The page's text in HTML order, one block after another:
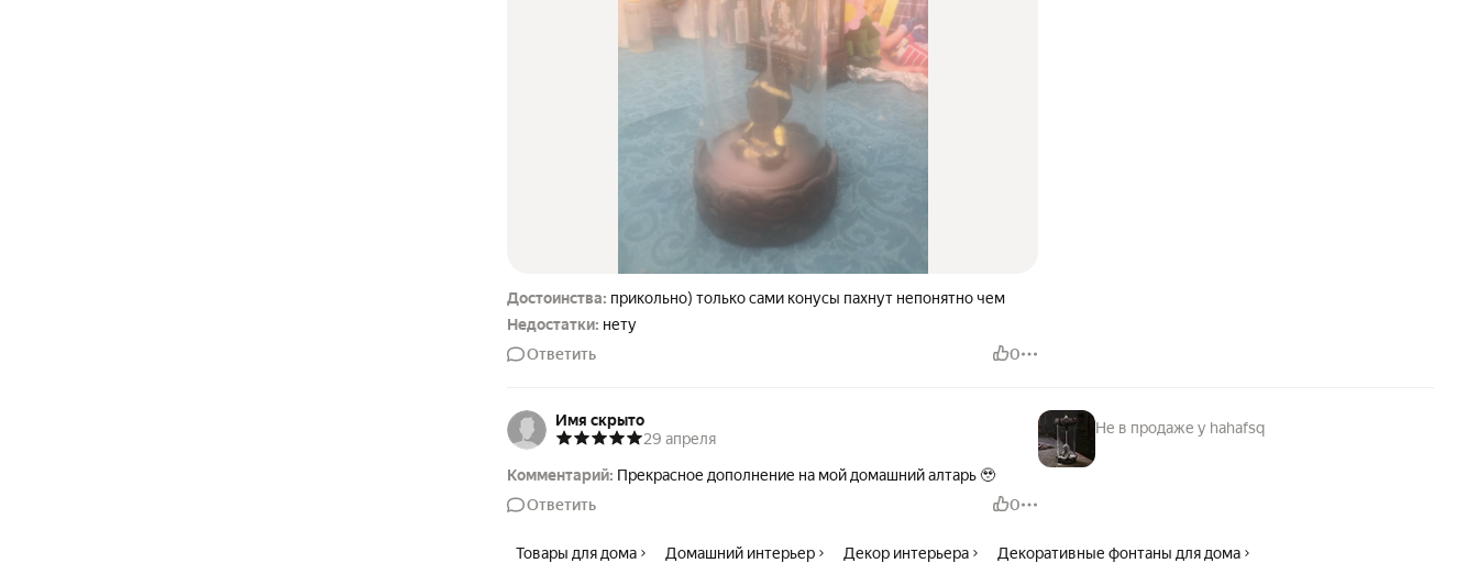
Достоинства:
прикольно) только сами конусы пахнут непонятно чем
Недостатки: нету
Ответить
0
Имя скрыто
29 апреля
Комментарий: Прекрасное дополнение на мой домашний алтарь 🥹
Ответить
0
Не в продаже у hahafsq
Товары для дома Домашний интерьер Декор интерьера
Декоративные фонтаны для дома